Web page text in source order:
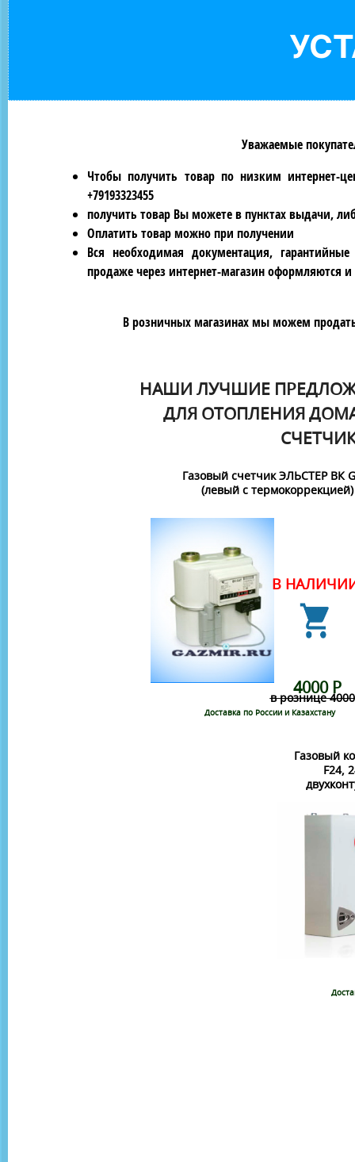
Уважаемые
Чтобы получить товар по низким интернет-
+79193323455
получить товар Вы можете в пунктах выдачи,
Оплатить товар можно при получении
Вся необходимая документация,
продаже через интернет-магазин оформляются
В розничных магазинах мы можем
НАШИ ЛУЧШИЕ
ДЛЯ ОТОПЛЕНИЯ
4000 Р
в рознице
Доставка по России и Казахстану
Газовый счетчик ЭЛЬСТЕР ВК
(левый c термокоррекцией)
В
Газовый
F24,